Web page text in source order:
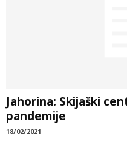
Jahorina: Skijaški
pandemije
18/02/2021